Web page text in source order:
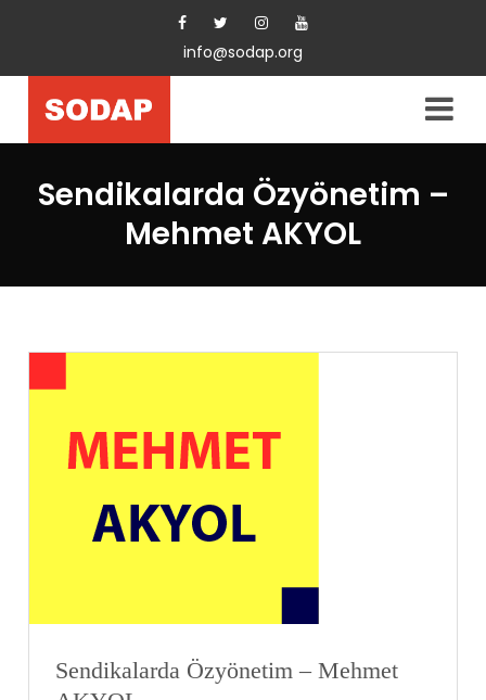
info@sodap.org
Sendikalarda Özyönetim –
Mehmet AKYOL
Sendikalarda Özyönetim – Mehmet